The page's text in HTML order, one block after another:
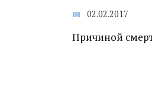
02.02.2017
Причиной